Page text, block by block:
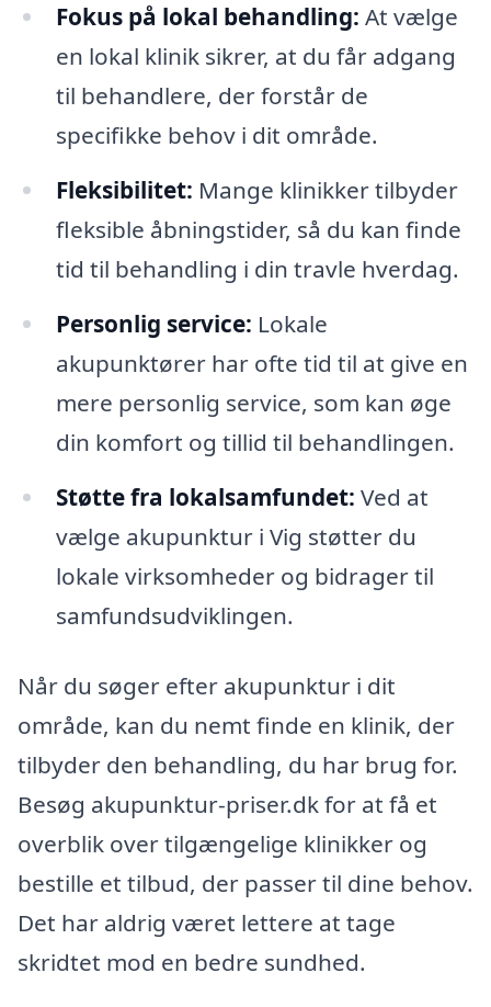
Fokus på lokal behandling: At vælge
en lokal klinik sikrer, at du får adgang
til behandlere, der forstår de
specifikke behov i dit område.
Fleksibilitet: Mange klinikker tilbyder
fleksible åbningstider, så du kan finde
tid til behandling i din travle hverdag.
Personlig service: Lokale
akupunktører har ofte tid til at give en
mere personlig service, som kan øge
din komfort og tillid til behandlingen.
Støtte fra lokalsamfundet: Ved at
vælge akupunktur i Vig støtter du
lokale virksomheder og bidrager til
samfundsudviklingen.
Når du søger efter akupunktur i dit
område, kan du nemt finde en klinik, der
tilbyder den behandling, du har brug for.
Besøg akupunktur-priser.dk for at få et
overblik over tilgængelige klinikker og
bestille et tilbud, der passer til dine behov.
Det har aldrig været lettere at tage
skridtet mod en bedre sundhed.